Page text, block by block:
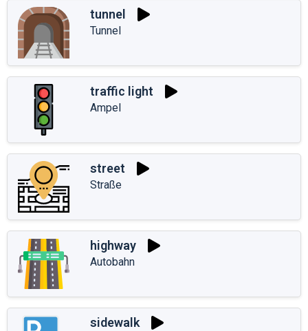
tunnel
Tunnel
traffic light
Ampel
street
Straße
highway
Autobahn
sidewalk